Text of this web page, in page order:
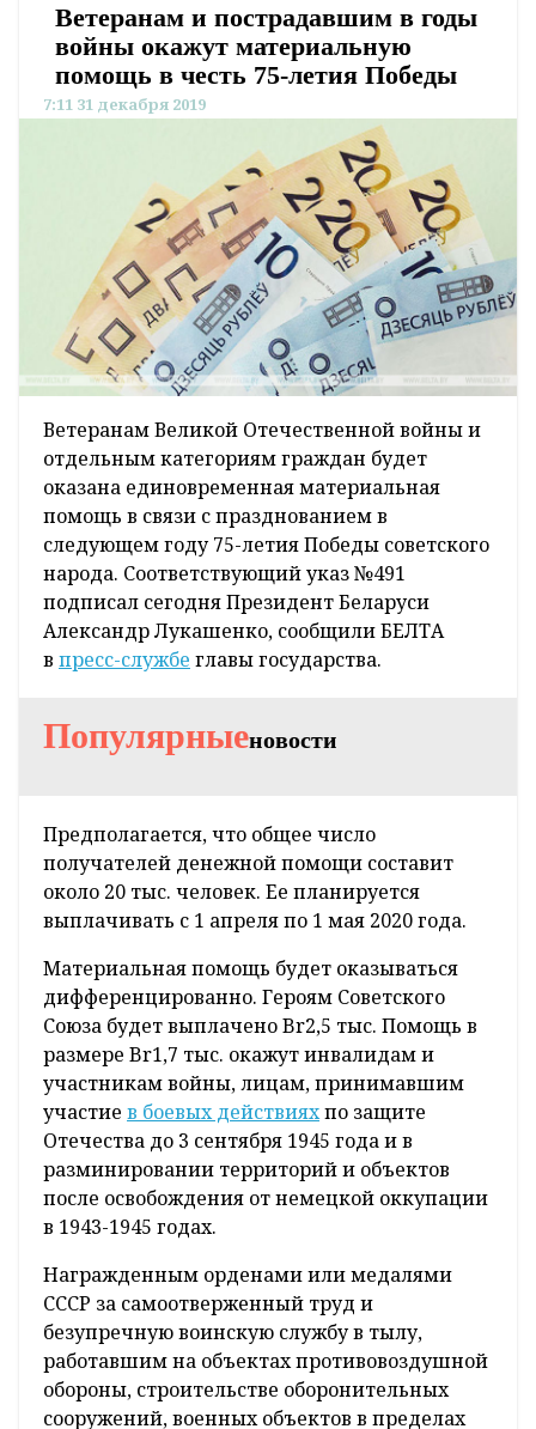
Ветеранам и пострадавшим в годы
войны окажут материальную
помощь в честь 75-летия Победы
7:11 31 декабря 2019
Ветеранам Великой Отечественной войны и
отдельным категориям граждан будет
оказана единовременная материальная
помощь в связи с празднованием в
следующем году 75-летия Победы советского
народа. Соответствующий указ №491
подписал сегодня Президент Беларуси
Александр Лукашенко, сообщили БЕЛТА
в пресс-службе главы государства.
Популярныеновости
Предполагается, что общее число
получателей денежной помощи составит
около 20 тыс. человек. Ее планируется
выплачивать с 1 апреля по 1 мая 2020 года.
Материальная помощь будет оказываться
дифференцированно. Героям Советского
Союза будет выплачено Br2,5 тыс. Помощь в
размере Br1,7 тыс. окажут инвалидам и
участникам войны, лицам, принимавшим
участие в боевых действияхпо защите
Отечества до 3 сентября 1945 года и в
разминировании территорий и объектов
после освобождения от немецкой оккупации
в 1943-1945 годах.
Награжденным орденами или медалями
СССР за самоотверженный труд и
безупречную воинскую службу в тылу,
работавшим на объектах противовоздушной
обороны, строительстве оборонительных
сооружений, военных объектов в пределах